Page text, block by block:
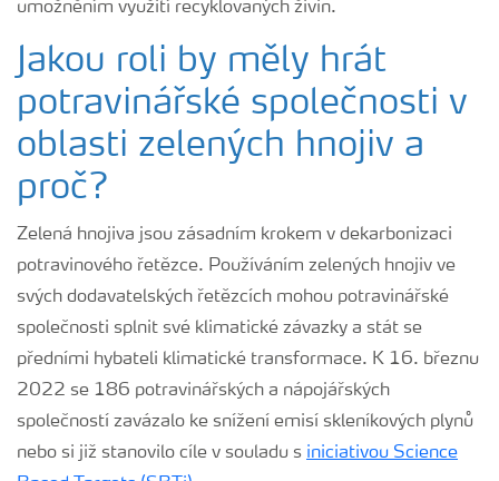
umožněním využití recyklovaných živin.
Jakou roli by měly hrát
potravinářské společnosti v
oblasti zelených hnojiv a
proč?
Zelená hnojiva jsou zásadním krokem v dekarbonizaci
potravinového řetězce. Používáním zelených hnojiv ve
svých dodavatelských řetězcích mohou potravinářské
společnosti splnit své klimatické závazky a stát se
předními hybateli klimatické transformace. K 16. březnu
2022 se 186 potravinářských a nápojářských
společností zavázalo ke snížení emisí skleníkových plynů
nebo si již stanovilo cíle v souladu s iniciativou Science